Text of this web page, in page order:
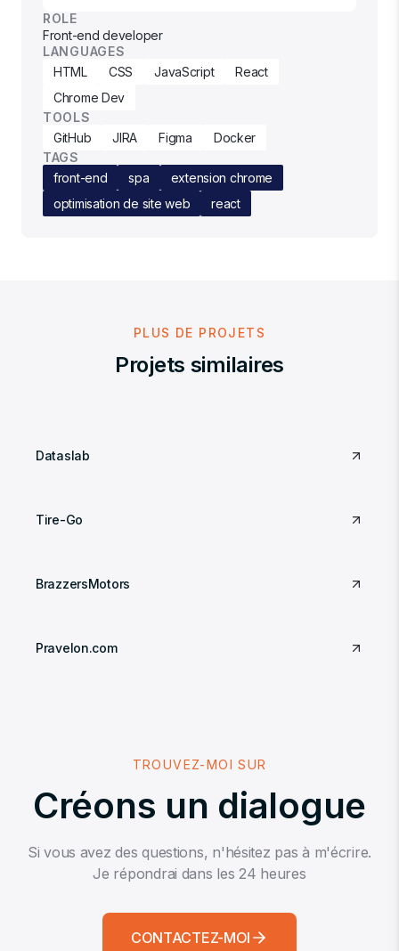
ROLE
Front-end developer
LANGUAGES
HTML
CSS JavaScript
React
Chrome Dev
TOOLS
GitHub
JIRA Figma
Docker
TAGS
front-end
spa
extension chrome
optimisation de site web
react
PLUS DE PROJETS
Projets similaires
Dataslab
Tire-Go
BrazzersMotors
Pravelon.com
TROUVEZ-MOI SUR
Créons un dialogue
Si vous avez des questions, n'hésitez pas à m'écrire.
Je répondrai dans les 24 heures
CONTACTEZ-MOI